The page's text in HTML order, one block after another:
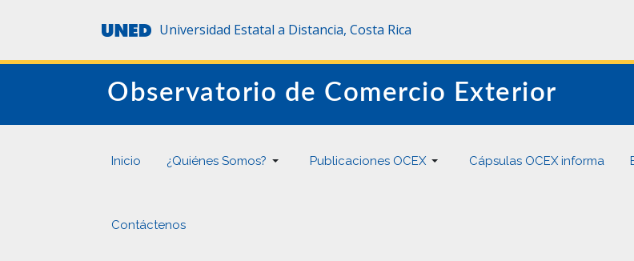
Universidad Estatal a Distancia, Costa Rica
Observatorio de Comercio Exterior
Inicio ¿Quiénes Somos? Publicaciones OCEX Cápsulas OCEX informa
Contáctenos